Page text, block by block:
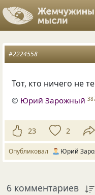
#2224558
Тот, кто ничего не
© Юрий Зарожный
23 2
Опубликовал Юрий
6 комментариев